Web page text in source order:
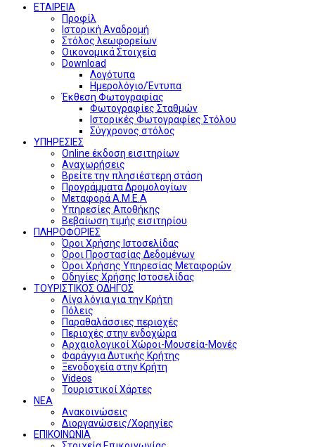
ΕΤΑΙΡΕΙΑ
Προφίλ
Ιστορική Αναδρομή
Στόλος λεωφορείων
Οικονομικά Στοιχεία
Download
Λογότυπα
Ημερολόγιο/Έντυπα
Έκθεση Φωτογραφίας
Φωτογραφίες Σταθμών
Ιστορικές Φωτογραφίες Στόλου
Σύγχρονος στόλος
ΥΠΗΡΕΣΙΕΣ
Online έκδοση εισιτηρίων
Αναχωρήσεις
Βρείτε την πλησιέστερη στάση
Προγράμματα Δρομολογίων
Μεταφορά Α.Μ.Ε.Α
Υπηρεσίες Αποθήκης
Βεβαίωση τιμής εισιτηρίου
ΠΛΗΡΟΦΟΡΙΕΣ
Όροι Χρήσης Ιστοσελίδας
Όροι Προστασίας Δεδομένων
Όροι Χρήσης Υπηρεσίας Μεταφορών
Οδηγίες Χρήσης Ιστοσελίδας
ΤΟΥΡΙΣΤΙΚΟΣ ΟΔΗΓΟΣ
Λίγα λόγια για την Κρήτη
Πόλεις
Παραθαλάσσιες περιοχές
Περιοχές στην ενδοχώρα
Αρχαιολογικοί Χώροι-Μουσεία-Μονές
Φαράγγια Δυτικής Κρήτης
Ξενοδοχεία στην Κρήτη
Videos
Τουριστικοί Χάρτες
ΝΕΑ
Ανακοινώσεις
Διοργανώσεις/Χορηγίες
ΕΠΙΚΟΙΝΩΝΙΑ